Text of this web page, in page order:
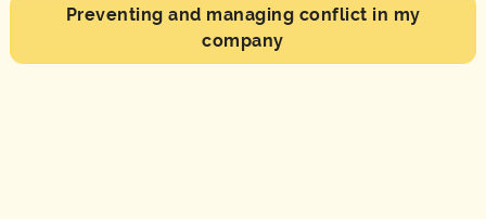
Preventing and managing conflict in my
company